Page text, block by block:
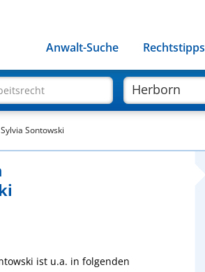
Anwalt-Suche Rechtstipps
Sontowski
ist u.a. in folgenden